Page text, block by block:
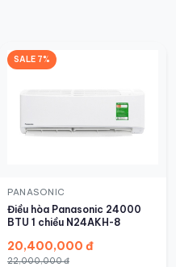
SALE 7%
PANASONIC
Điều hòa Panasonic 24000
BTU 1 chiều N24AKH-8
20,400,000 đ
22,000,000 đ